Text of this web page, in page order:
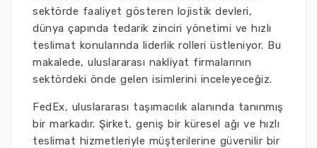
sektörde faaliyet gösteren lojistik devleri,
dünya çapında tedarik zinciri yönetimi ve hızlı
teslimat konularında liderlik rolleri üstleniyor. Bu
makalede, uluslararası nakliyat firmalarının
sektördeki önde gelen isimlerini inceleyeceğiz.
FedEx, uluslararası taşımacılık alanında tanınmış
bir markadır. Şirket, geniş bir küresel ağı ve hızlı
teslimat hizmetleriyle müşterilerine güvenilir bir